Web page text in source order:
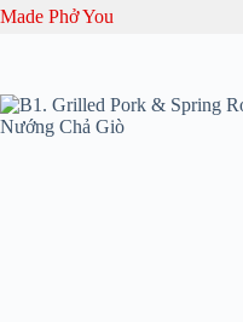
Skip
Made Phở You